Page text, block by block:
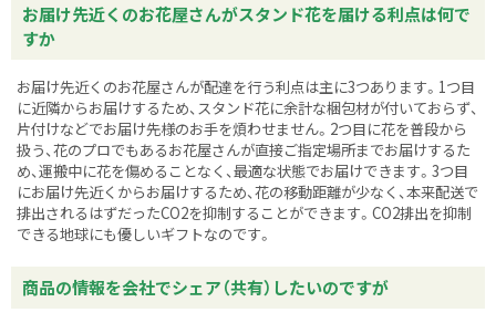
お届け先近くのお花屋さんがスタンド花を届ける利点は何で
すか
お届け先近くのお花屋さんが配達を行う利点は主に3つあります。1つ目
に近隣からお届けするため、スタンド花に余計な梱包材が付いておらず、
片付けなどでお届け先様のお手を煩わせません。2つ目に花を普段から
扱う、花のプロでもあるお花屋さんが直接ご指定場所までお届けするた
め、運搬中に花を傷めることなく、最適な状態でお届けできます。3つ目
にお届け先近くからお届けするため、花の移動距離が少なく、本来配送で
排出されるはずだったCO2を抑制することができます。CO2排出を抑制
できる地球にも優しいギフトなのです。
商品の情報を会社でシェア（共有）したいのですが